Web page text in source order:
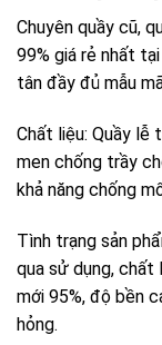
Chuyên quầy cũ,
99% giá rẻ nhất
tân đầy đủ mẫu
Chất liệu: Quầy lễ
men chống trầy
khả năng chống
Tình trạng sản
qua sử dụng, chất
mới 95%, độ bền
hỏng.